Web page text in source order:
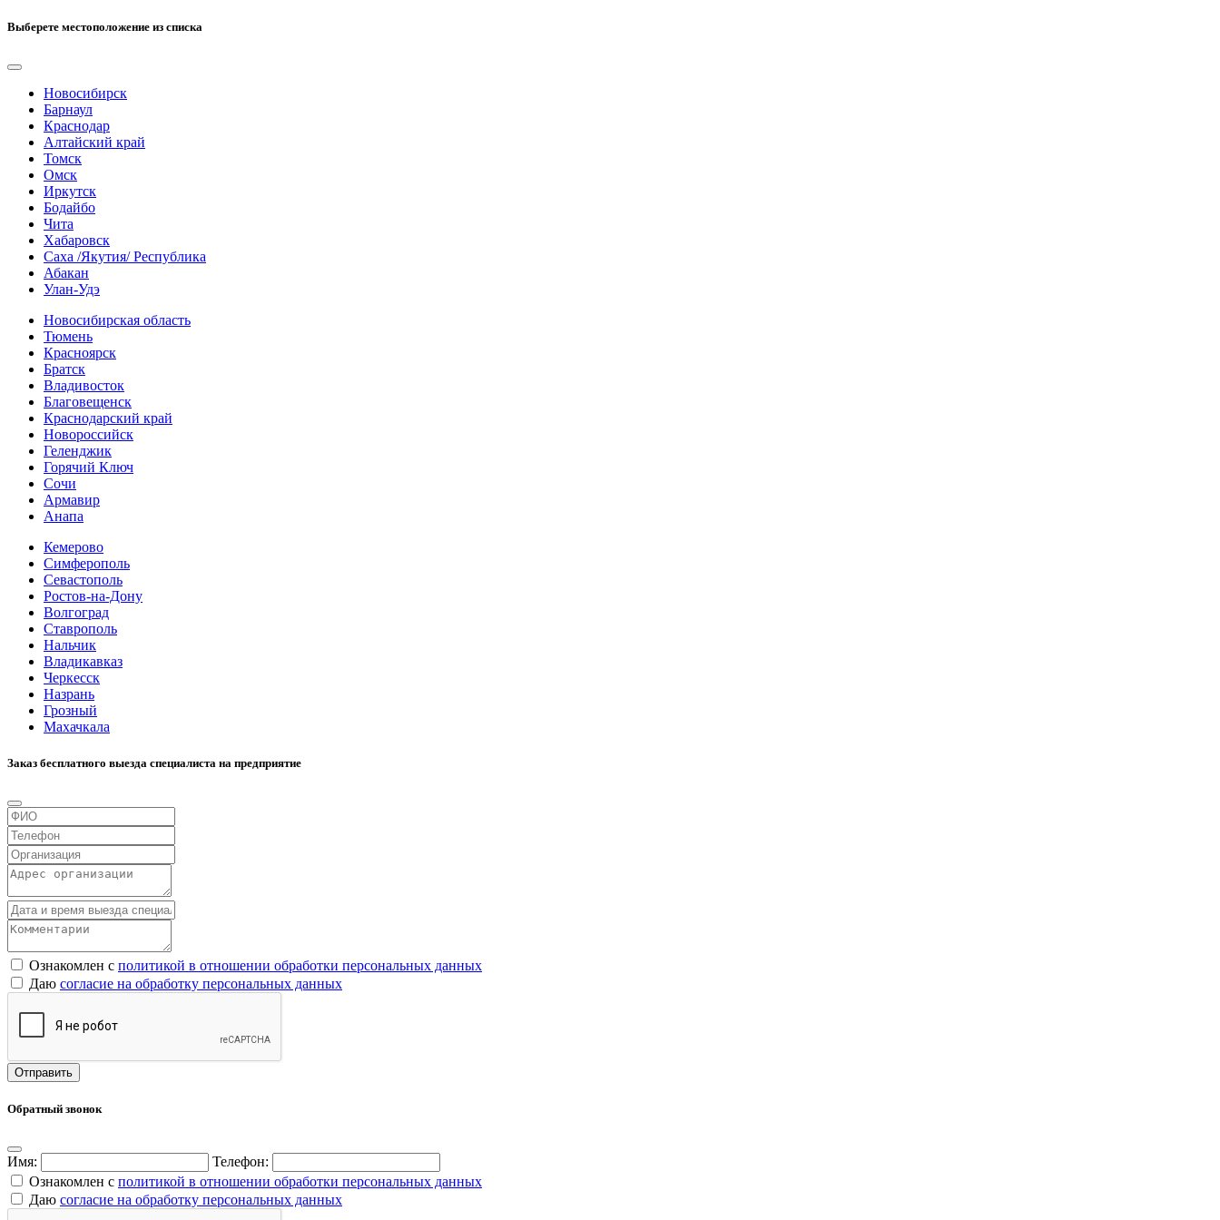
Выберете местоположение из списка
Новосибирск
Барнаул
Краснодар
Алтайский край
Томск
Омск
Иркутск
Бодайбо
Чита
Хабаровск
Саха /Якутия/ Республика
Абакан
Улан-Удэ
Новосибирская область
Тюмень
Красноярск
Братск
Владивосток
Благовещенск
Краснодарский край
Новороссийск
Геленджик
Горячий Ключ
Сочи
Армавир
Анапа
Кемерово
Симферополь
Севастополь
Ростов-на-Дону
Волгоград
Ставрополь
Нальчик
Владикавказ
Черкесск
Назрань
Грозный
Махачкала
Заказ бесплатного выезда специалиста на предприятие
Ознакомлен с политикой в отношении обработки персональных данных
Даю согласие на обработку персональных данных
Обратный звонок
Имя:
Телефон:
Ознакомлен с политикой в отношении обработки персональных данных
Даю согласие на обработку персональных данных